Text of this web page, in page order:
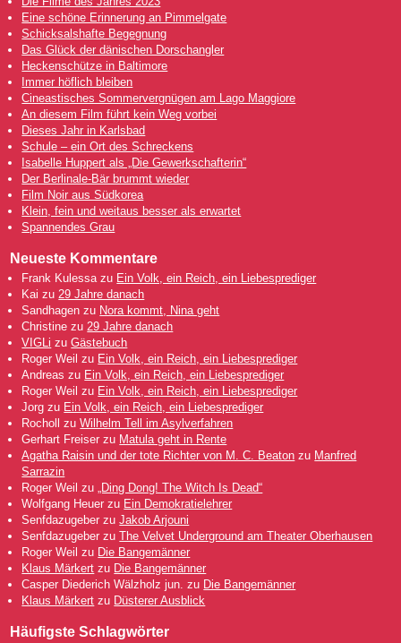
Eine schöne Erinnerung an Pimmelgate
Schicksalshafte Begegnung
Das Glück der dänischen Dorschangler
Heckenschütze in Baltimore
Immer höflich bleiben
Cineastisches Sommervergnügen am Lago Maggiore
An diesem Film führt kein Weg vorbei
Dieses Jahr in Karlsbad
Schule – ein Ort des Schreckens
Isabelle Huppert als „Die Gewerkschafterin“
Der Berlinale-Bär brummt wieder
Film Noir aus Südkorea
Klein, fein und weitaus besser als erwartet
Spannendes Grau
Neueste Kommentare
Frank Kulessa zu Ein Volk, ein Reich, ein Liebesprediger
Kai zu 29 Jahre danach
Sandhagen zu Nora kommt, Nina geht
Christine zu 29 Jahre danach
VIGLi zuGästebuch
Roger Weil zu Ein Volk, ein Reich, ein Liebesprediger
Andreas zu Ein Volk, ein Reich, ein Liebesprediger
Roger Weil zu Ein Volk, ein Reich, ein Liebesprediger
Jorg zu Ein Volk, ein Reich, ein Liebesprediger
Rocholl
zuWilhelm Tell im Asylverfahren
Gerhart Freiser zu Matula geht in Rente
Agatha Raisin und der tote Richter von M. C. Beaton zu Manfred
Sarrazin
Roger Weil zu
„Ding Dong! The Witch Is Dead“
Wolfgang Heuer zu Ein Demokratielehrer
Senfdazugeber zuJakob Arjouni
Senfdazugeber zuThe Velvet Underground am Theater Oberhausen
Roger Weil zu Die Bangemänner
Klaus Märkert zu Die Bangemänner
Casper Diederich Wälzholz jun. zu Die Bangemänner
Klaus Märkert zu Düsterer Ausblick
Häufigste Schlagwörter